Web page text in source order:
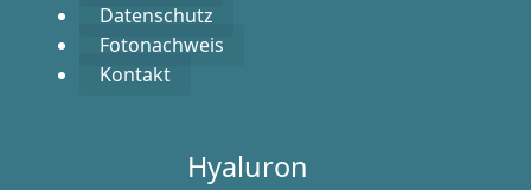
Datenschutz
Fotonachweis
Kontakt
Hyaluron